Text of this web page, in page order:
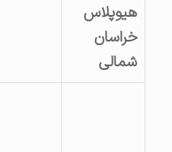
هیوپلاس
خراسان
شمالی